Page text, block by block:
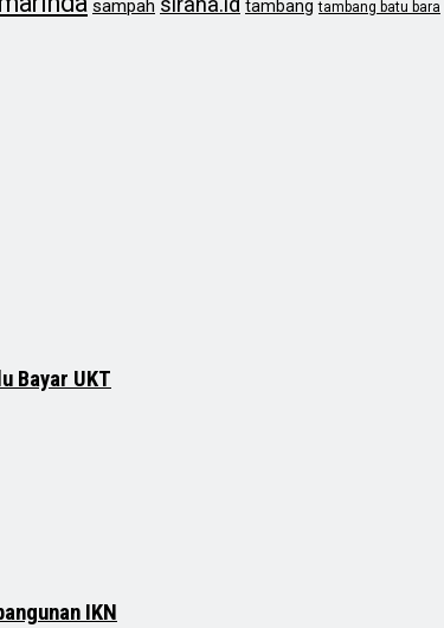
sampah tambang tambang batu bara
Bayar UKT
IKN